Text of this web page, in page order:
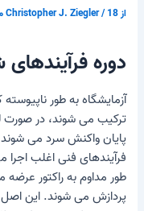
از Christopher J. Ziegler/18 مرداد 1405
دوره
آزمایشگاه به طور
ترکیب می شوند، در صورت
پایان واکنش سرد می
فرآیندهای فنی اغلب اجرا
طور مداوم به راکتور
پردازش می شوند. این